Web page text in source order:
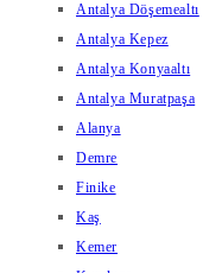
Antalya Döşemealtı
Antalya Kepez
Antalya Konyaaltı
Antalya Muratpaşa
Alanya
Demre
Finike
Kaş
Kemer